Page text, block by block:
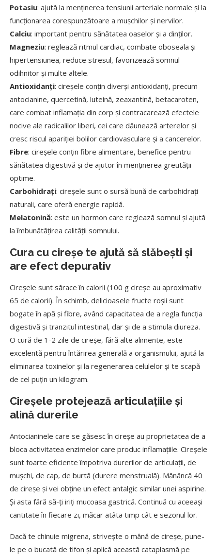
Potasiu: ajută la menținerea tensiunii arteriale normale și la
funcționarea corespunzătoare a mușchilor și nervilor.
Calciu: important pentru sănătatea oaselor și a dinților.
Magneziu: reglează ritmul cardiac, combate oboseala și
hipertensiunea, reduce stresul, favorizează somnul
odihnitor și multe altele.
Antioxidanți: cireșele conțin diverși antioxidanți, precum
antocianine, quercetină, luteină, zeaxantină, betacaroten,
care combat inflamația din corp și contracarează efectele
nocive ale radicalilor liberi, cei care dăunează arterelor și
cresc riscul apariției bolilor cardiovasculare și a cancerelor.
Fibre: cireșele conțin fibre alimentare, benefice pentru
sănătatea digestivă și de ajutor în menținerea greutății
optime.
Carbohidrați: cireșele sunt o sursă bună de carbohidrați
naturali, care oferă energie rapidă.
Melatonină: este un hormon care reglează somnul și ajută
la îmbunătățirea calității somnului.
Cura cu cireșe te ajută să slăbești și
are efect depurativ
Cireșele sunt sărace în calorii (100 g cireșe au aproximativ
65 de calorii). În schimb, delicioasele fructe roșii sunt
bogate în apă și fibre, având capacitatea de a regla funcția
digestivă și tranzitul intestinal, dar și de a stimula diureza.
O cură de 1-2 zile de cireșe, fără alte alimente, este
excelentă pentru întărirea generală a organismului, ajută la
eliminarea toxinelor și la regenerarea celulelor și te scapă
de cel puțin un kilogram.
Cireșele protejează articulațiile și
alină durerile
Antocianinele care se găsesc în cireșe au proprietatea de a
bloca activitatea enzimelor care produc inflamațiile. Cireșele
sunt foarte eficiente împotriva durerilor de articulații, de
mușchi, de cap, de burtă (durere menstruală). Mănâncă 40
de cireșe și vei obține un efect antalgic similar unei aspirine.
Și asta fără să-ți iriți mucoasa gastrică. Continuă cu aceeași
cantitate în fiecare zi, măcar atâta timp cât e sezonul lor.
Dacă te chinuie migrena, strivește o mână de cireșe, pune-
le pe o bucată de tifon și aplică această cataplasmă pe